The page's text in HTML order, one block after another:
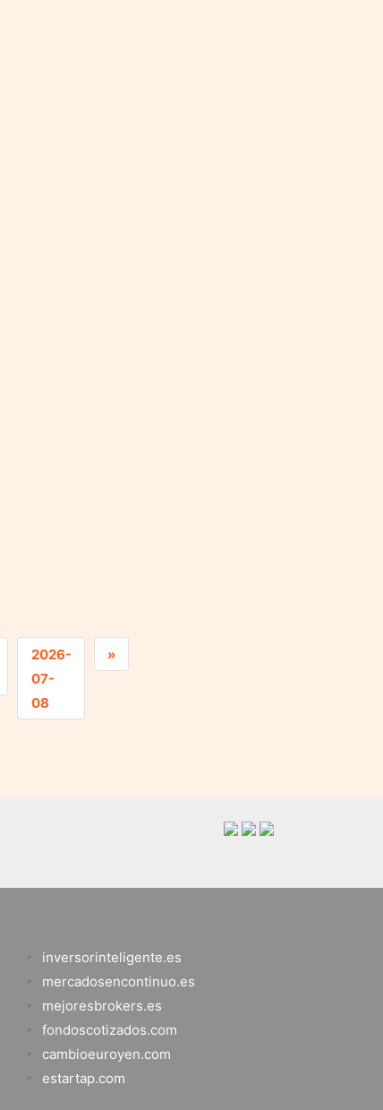
2026-
07-
08
»
inversorinteligente.es
mercadosencontinuo.es
mejoresbrokers.es
fondoscotizados.com
cambioeuroyen.com
estartap.com